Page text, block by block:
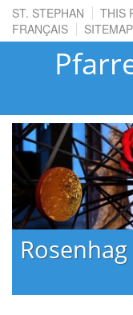
ST. STEPHAN THIS
FRANÇAIS
SITEMAP